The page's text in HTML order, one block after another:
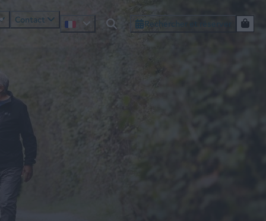
Contact Rechercher et réserver